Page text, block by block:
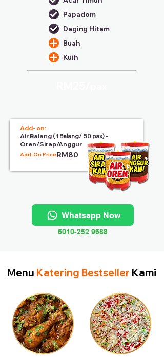
Papadom
Daging Hitam
Buah
Kuih
Add- on:
Air Balang ( 1 Balang/ 50 pax) -
Oren/Sirap/Anggur
Add-On Price:RM80
Whatsapp Now
6010-252 9688
Menu Katering Bestseller Kami